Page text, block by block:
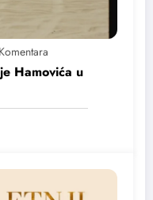
Hamovića u